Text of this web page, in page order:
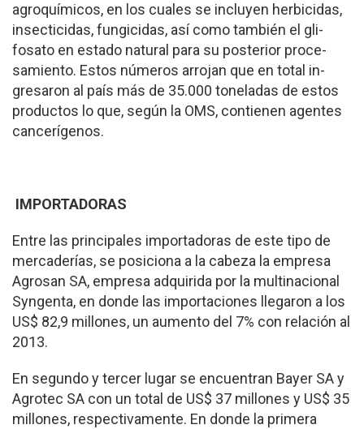
agroquímicos, en los cua­les se incluyen herbicidas,
insecticidas, fungicidas, así como también el gli­
fosato en estado natural para su posterior proce­
samiento. Estos números arrojan que en total in­
gresaron al país más de 35.000 toneladas de estos
productos lo que, según la OMS, contienen agentes
cancerígenos.
IMPORTADORAS
Entre las principales im­portadoras de este tipo de
mercaderías, se posiciona a la cabeza la empresa
Agro­san SA, empresa adquirida por la multinacional
Syn­genta, en donde las impor­taciones llegaron a los
US$ 82,9 millones, un aumento del 7% con relación al
2013.
En segundo y tercer lugar se encuentran Bayer SA y
Agrotec SA con un total de US$ 37 millones y US$ 35
millones, respectiva­mente. En donde la pri­mera